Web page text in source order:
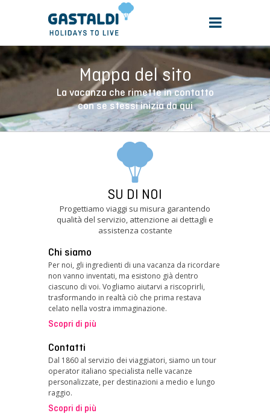
Mappa del sito
La vacanza che rimette in contatto
con se stessi inizia da qui
SU DI NOI
Progettiamo viaggi su misura garantendo
qualità del servizio, attenzione ai dettagli e
assistenza costante
Chi siamo
Per noi, gli ingredienti di una vacanza da ricordare
non vanno inventati, ma esistono già dentro
ciascuno di voi. Vogliamo aiutarvi a riscoprirli,
trasformando in realtà ciò che prima restava
celato nella vostra immaginazione.
Scopri di più
Contatti
Dal 1860 al servizio dei viaggiatori, siamo un tour
operator italiano specialista nelle vacanze
personalizzate, per destinazioni a medio e lungo
raggio.
Scopri di più